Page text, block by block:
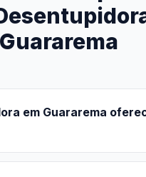
Guararema
em Guararema